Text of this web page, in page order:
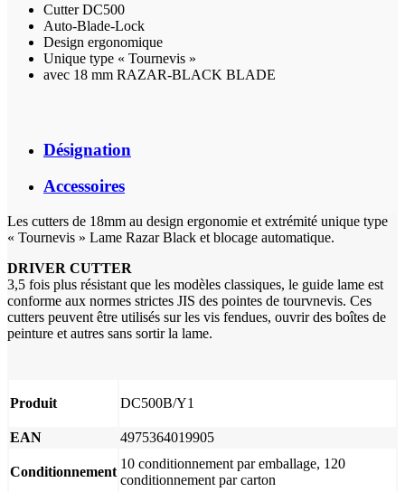
Cutter DC500
Auto-Blade-Lock
Design ergonomique
Unique type « Tournevis »
avec 18 mm RAZAR-BLACK BLADE
Désignation
Accessoires
Les cutters de 18mm au design ergonomie et extrémité unique type
« Tournevis » Lame Razar Black et blocage automatique.
DRIVER CUTTER
3,5 fois plus résistant que les modèles classiques, le guide lame est
conforme aux normes strictes JIS des pointes de tourvnevis. Ces
cutters peuvent être utilisés sur les vis fendues, ouvrir des boîtes de
peinture et autres sans sortir la lame.
Produit DC500B/Y1
EAN 4975364019905
Conditionnement
10 conditionnement par emballage, 120
conditionnement par carton